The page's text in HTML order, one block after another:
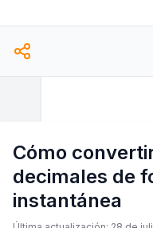
Cómo
decimales de
instantánea